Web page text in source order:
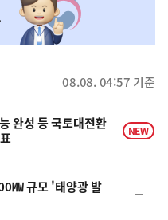
08.08. 04:57 기준
완성 등 국토대전환
NEW
㎿ 규모 '태양광 발